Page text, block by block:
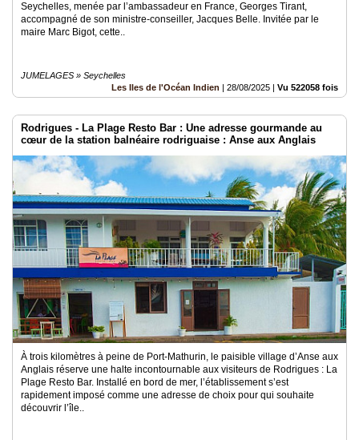
Seychelles, menée par l’ambassadeur en France, Georges Tirant,
accompagné de son ministre-conseiller, Jacques Belle. Invitée par le
maire Marc Bigot, cette..
JUMELAGES » Seychelles
Les Iles de l'Océan Indien | 28/08/2025 | Vu 522058 fois
Rodrigues - La Plage Resto Bar : Une adresse gourmande au
cœur de la station balnéaire rodriguaise : Anse aux Anglais
À trois kilomètres à peine de Port-Mathurin, le paisible village d’Anse aux
Anglais réserve une halte incontournable aux visiteurs de Rodrigues : La
Plage Resto Bar. Installé en bord de mer, l’établissement s’est
rapidement imposé comme une adresse de choix pour qui souhaite
découvrir l’île..